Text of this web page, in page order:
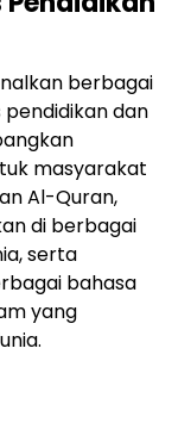
berbagai
dan
masyarakat
Al-Quran,
di berbagai
serta
bahasa
yang